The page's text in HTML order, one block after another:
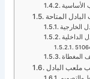
الأساسية
البادل المتاحة
الخارجية
الداخلية
المغطاة
ملعب البادل